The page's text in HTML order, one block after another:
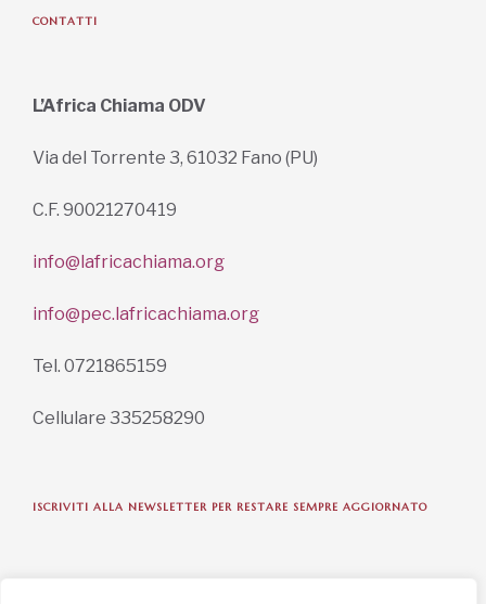
CONTATTI
L’Africa Chiama ODV
Via del Torrente 3, 61032 Fano (PU)
C.F. 90021270419
info@lafricachiama.org
info@pec.lafricachiama.org
Tel. 0721865159
Cellulare 335258290
ISCRIVITI ALLA NEWSLETTER PER RESTARE SEMPRE AGGIORNATO